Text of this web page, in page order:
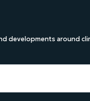
developments around